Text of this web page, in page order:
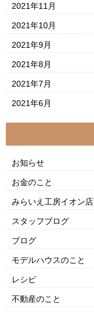
2021年11月
2021年10月
2021年9月
2021年8月
2021年7月
2021年6月
お知らせ
お金のこと
みらいえ工房イオン店
スタッフブログ
ブログ
モデルハウスのこと
レシピ
不動産のこと